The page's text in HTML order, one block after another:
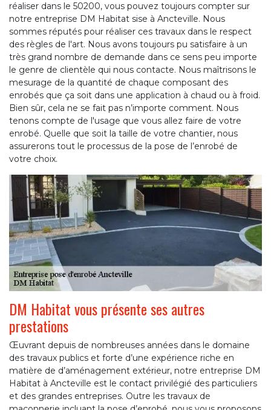
réaliser dans le 50200, vous pouvez toujours compter sur
notre entreprise DM Habitat sise à Ancteville. Nous
sommes réputés pour réaliser ces travaux dans le respect
des règles de l'art. Nous avons toujours pu satisfaire à un
très grand nombre de demande dans ce sens peu importe
le genre de clientèle qui nous contacte. Nous maîtrisons le
mesurage de la quantité de chaque composant des
enrobés que ça soit dans une application à chaud ou à froid.
Bien sûr, cela ne se fait pas n’importe comment. Nous
tenons compte de l'usage que vous allez faire de votre
enrobé. Quelle que soit la taille de votre chantier, nous
assurerons tout le processus de la pose de l’enrobé de
votre choix.
DM Habitat vous présente ses autres
prestations
Œuvrant depuis de nombreuses années dans le domaine
des travaux publics et forte d’une expérience riche en
matière de d’aménagement extérieur, notre entreprise DM
Habitat à Ancteville est le contact privilégié des particuliers
et des grandes entreprises. Outre les travaux de